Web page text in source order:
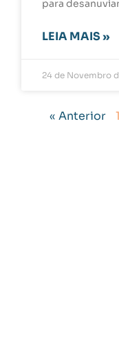
para
LEIA MAIS »
24 de Novembro
« Anterior 1